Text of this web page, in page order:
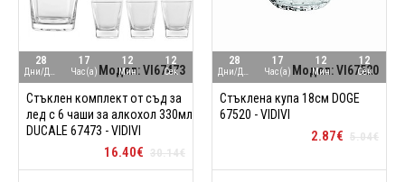
28
Дни/Ден
17
Час(а)
12
Мин
11
Сек
Модел:VI67473
Стъклен комплект от съд за
лед с 6 чаши за алкохол 330мл
DUCALE 67473 - VIDIVI
16.40€ 30.14€
28
Дни/Ден
17
Час(а)
12
Мин
11
Сек
Модел:VI67520
Стъклена купа 18см DOGE
67520 - VIDIVI
2.87€ 5.04€